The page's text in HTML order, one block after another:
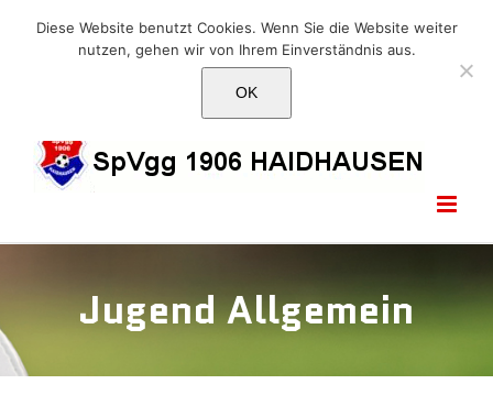
E-Mail: info@1906haidhausen.de
FacebookInstagram
E-
Jugend Allgemein
Diese Website benutzt Cookies. Wenn Sie die Website weiter
nutzen, gehen wir von Ihrem Einverständnis aus.
OK